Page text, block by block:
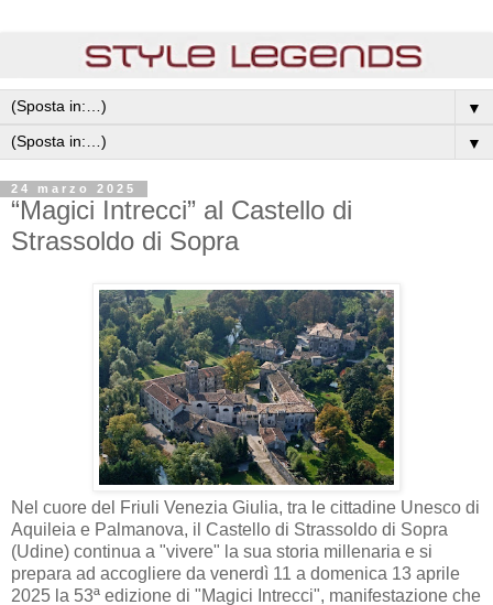
▼
▼
24 marzo 2025
“Magici Intrecci” al Castello di
Strassoldo di Sopra
Nel cuore del Friuli Venezia Giulia, tra le cittadine Unesco di
Aquileia e Palmanova, il Castello di Strassoldo di Sopra
(Udine) continua a "vivere" la sua storia millenaria e si
prepara ad accogliere da venerdì 11 a domenica 13 aprile
2025 la 53ª edizione di "Magici Intrecci", manifestazione che